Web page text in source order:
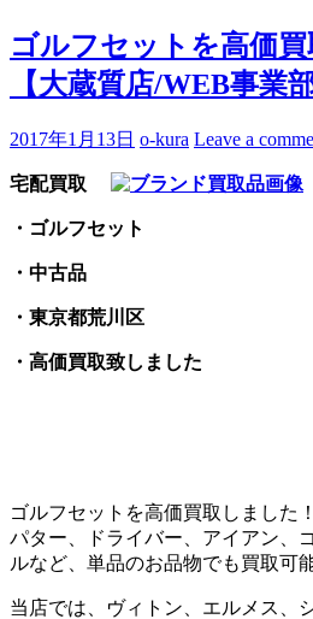
ゴルフセットを高価
【大蔵質店/WEB事業部
2017年1月13日 o-kura Leave a
宅配買取
・ゴルフセット
・中古品
・東京都荒川区
・高価買取致しました
ゴルフセットを高価買取しました！
パター、ドライバー、アイアン、
ルなど、単品のお品物でも買取可
当店では、ヴィトン、エルメス、